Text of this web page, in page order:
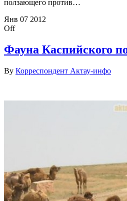
ползающего против…
Янв 07 2012
Off
Фауна Каспийского
By Корреспондент Актау-инфо